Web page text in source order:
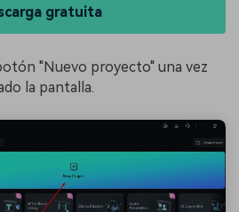
gratuita
"Nuevo proyecto" una vez
la pantalla.